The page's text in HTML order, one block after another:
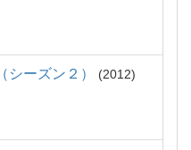
ーズン２）
2012